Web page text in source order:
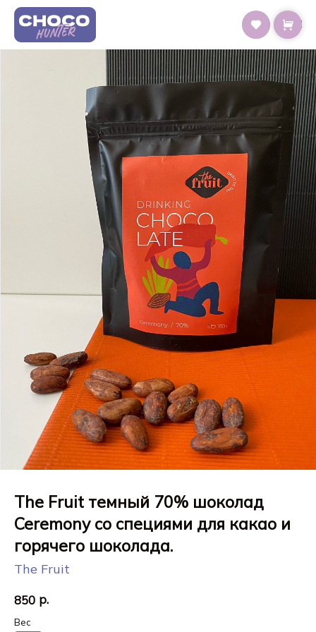
The Fruit темный 70% шоколад
Ceremony со специями для какао и
горячего шоколада.
The Fruit
850 р.
Вес